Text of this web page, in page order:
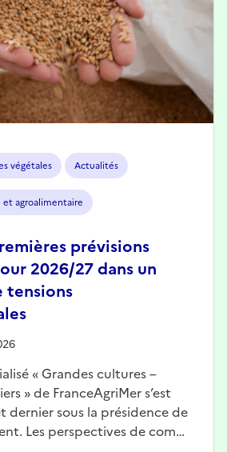
végétales Actualités
et agroalimentaire
prévisions
2026/27 dans un
tensions
« Grandes cultures –
» de FranceAgriMer s’est
dernier sous la présidence de
Les perspectives de com…